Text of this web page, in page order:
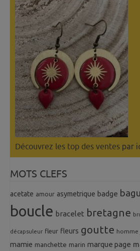
Découvrez les top des ventes par
MOTS CLEFS
acetate amour asymetrique badge
boucle bracelet bretagne
décapsuleur fleur fleurs goutte homme
mamie manchette marin marque page